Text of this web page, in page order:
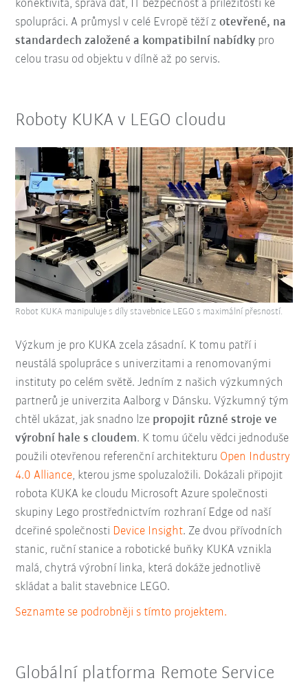
konektivita, správa dat, IT bezpečnost a příležitosti ke
spolupráci. A průmysl v celé Evropě těží zotevřené, na
standardech založené a kompatibilní nabídky pro
celou trasu od objektu v dílně až po servis.
Roboty KUKA v LEGO cloudu
Výzkum je pro KUKA zcela zásadní. K tomu patří i
neustálá spolupráce s univerzitami a renomovanými
instituty po celém světě. Jedním z našich výzkumných
partnerů je univerzita Aalborg v Dánsku. Výzkumný tým
chtěl ukázat, jak snadno lze propojit různé stroje ve
výrobní hale s cloudem. K tomu účelu vědci jednoduše
použili otevřenou referenční architekturu Open Industry
4.0 Alliance, kterou jsme spoluzaložili. Dokázali připojit
robota KUKA ke cloudu Microsoft Azure společnosti
skupiny Lego prostřednictvím rozhraní Edge od naší
dceřiné společnosti Device Insight. Ze dvou přívodních
stanic, ruční stanice a robotické buňky KUKA vznikla
malá, chytrá výrobní linka, která dokáže jednotlivě
skládat a balit stavebnice LEGO.
Seznamte se podrobněji s tímto projektem.
Robot KUKA manipuluje s díly stavebnice LEGO s maximální přesností.
Globální platforma Remote Service